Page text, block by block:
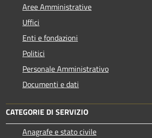
Aree Amministrative
Uffici
Enti e fondazioni
Politici
Personale Amministrativo
Documenti e dati
CATEGORIE DI SERVIZIO
Anagrafe e stato civile